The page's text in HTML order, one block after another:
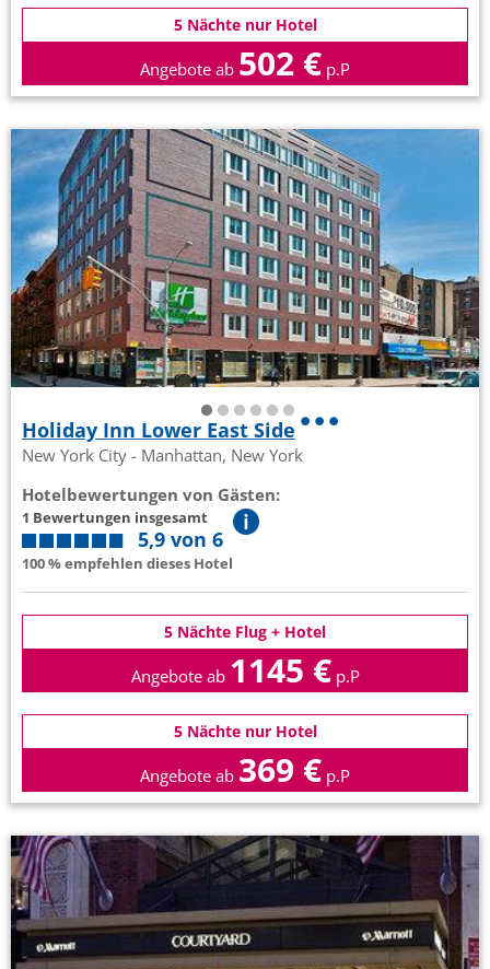
5 Nächte nur Hotel
Angebote ab 502 € p.P
Holiday Inn Lower East Side
New York City - Manhattan, New York
Hotelbewertungen von Gästen:
1 Bewertungen insgesamt
5,9 von 6
100 % empfehlen dieses Hotel
5 Nächte Flug + Hotel
Angebote ab 1145 € p.P
5 Nächte nur Hotel
Angebote ab 369 € p.P